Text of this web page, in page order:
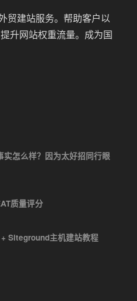
贸建站服务。帮助客户以
升网站权重流量。成为国
实怎么样？因为太好招同行眼
质量评分
Siteground主机建站教程